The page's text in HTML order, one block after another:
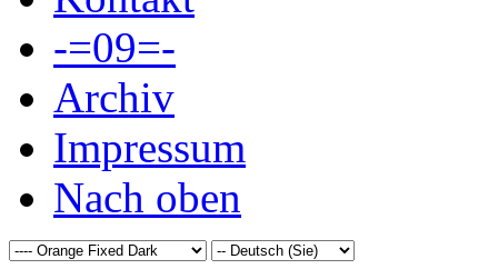
-=09=-
Archiv
Impressum
Nach oben